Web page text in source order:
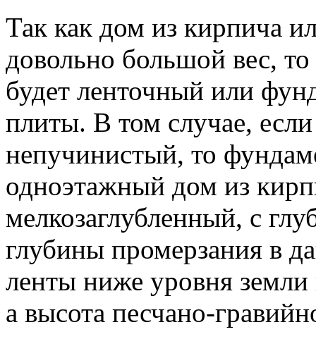
Так как дом из кирпича
довольно большой вес,
будет ленточный или
плиты. В том случае,
непучинистый, то
одноэтажный дом из
мелкозаглубленный, с
глубины промерзания в
ленты ниже уровня
а высота песчано-